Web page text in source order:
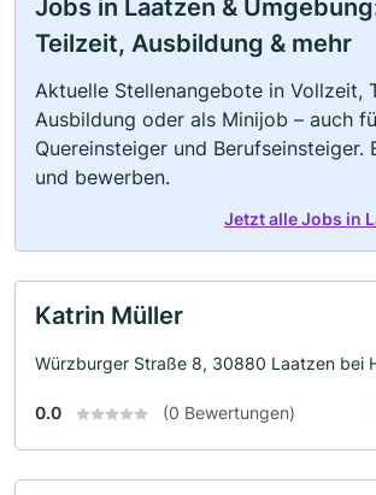
Jobs in Laatzen &
Teilzeit, Ausbildung & mehr
Aktuelle Stellenangebote in Vollzeit,
Ausbildung oder als Minijob – auch
Quereinsteiger und Berufseinsteiger.
und bewerben.
Jetzt alle Jobs in
Katrin Müller
Würzburger Straße 8, 30880 Laatzen bei
0.0 (0 Bewertungen)